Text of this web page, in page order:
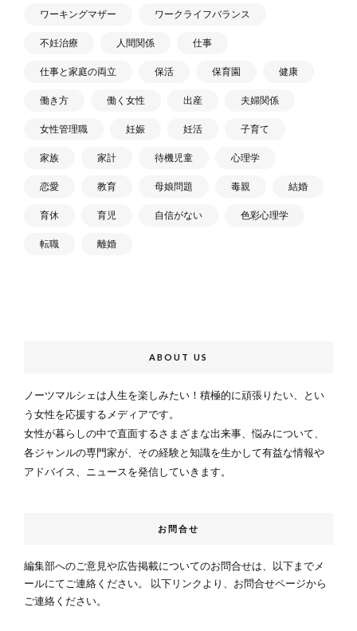
ワーキングマザー ワークライフバランス
不妊治療 人間関係 仕事
仕事と家庭の両立 保活 保育園 健康
働き方 働く女性 出産 夫婦関係
女性管理職 妊娠 妊活 子育て
家族 家計 待機児童 心理学
恋愛 教育 母娘問題 毒親 結婚
育休 育児 自信がない 色彩心理学
転職 離婚
ABOUT US
ノーツマルシェは人生を楽しみたい！積極的に頑張りたい、とい
う女性を応援するメディアです。
女性が暮らしの中で直面するさまざまな出来事、悩みについて、
各ジャンルの専門家が、その経験と知識を生かして有益な情報や
アドバイス、ニュースを発信していきます。
お問合せ
編集部へのご意見や広告掲載についてのお問合せは、以下までメ
ールにてご連絡ください。 以下リンクより、お問合せページから
ご連絡ください。